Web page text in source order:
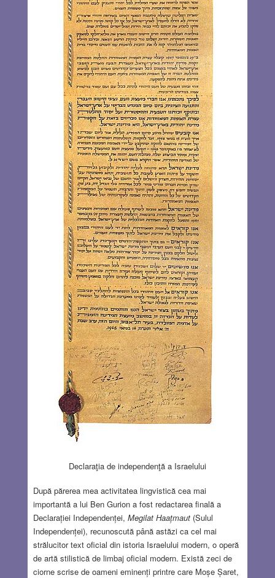
Declaraţia de independenţă a Israelului
După părerea mea activitatea lingvistică cea mai
importantă a lui Ben Gurion a fost redactarea finală a
Declarației Independenței, Megilat Haațmaut(Sulul
Independenței), recunoscută până astăzi ca cel mai
strălucitor text oficial din istoria Israelului modern, o operă
de artă stilistică de limbaj oficial modern. Există zeci de
ciorne scrise de oameni eminenți printre care Moșe Șaret,